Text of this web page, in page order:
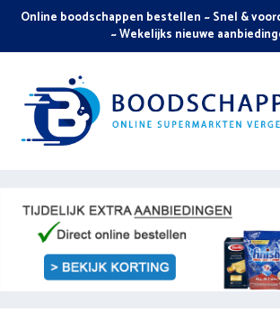
Skip
content
Online boodschappen bestellen ~ Snel &
~ Wekelijks nieuwe